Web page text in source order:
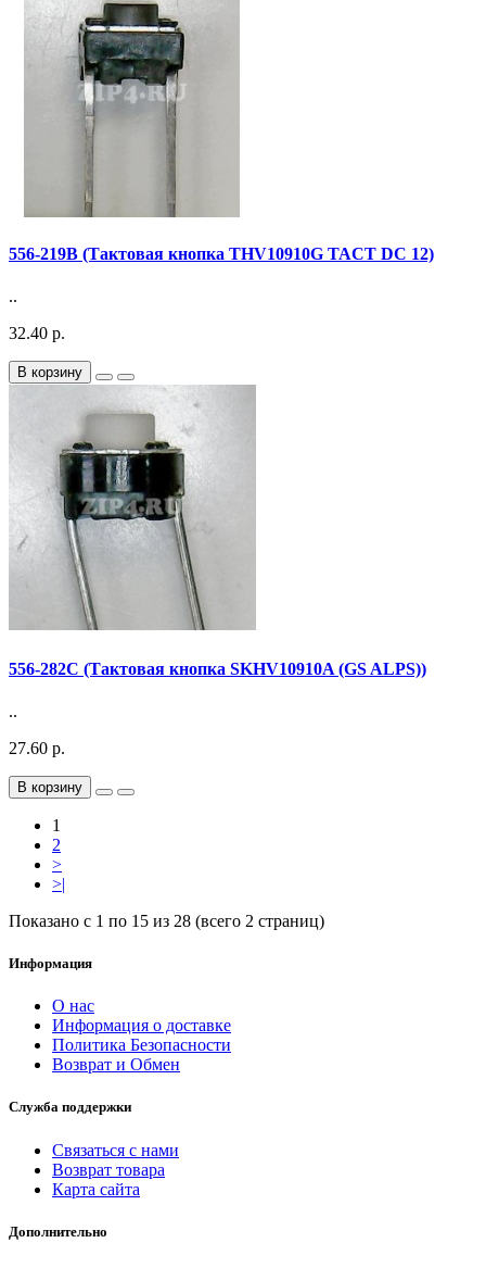
556-219B (Тактовая кнопка THV10910G TACT DC 12)
..
32.40 р.
В корзину
556-282C (Тактовая кнопка SKHV10910A (GS ALPS))
..
27.60 р.
В корзину
1
2
>
>|
Показано с 1 по 15 из 28 (всего 2 страниц)
Информация
О нас
Информация о доставке
Политика Безопасности
Возврат и Обмен
Служба поддержки
Связаться с нами
Возврат товара
Карта сайта
Дополнительно